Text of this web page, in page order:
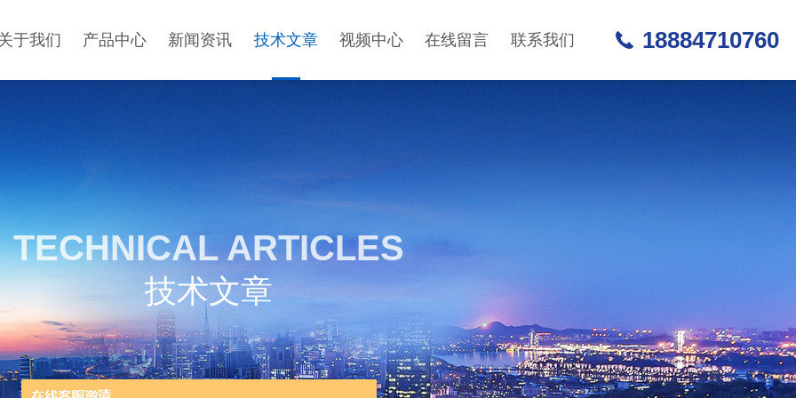
于我们 产品中心 新闻资讯 技术文章 视频中心 在线留言 联系我们 18884710760
TECHNICAL ARTICLES
技术文章